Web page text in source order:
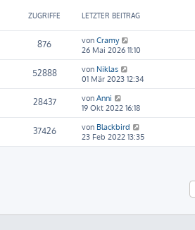
ZUGRIFFE LETZTER BEITRAG
876 von Cramy
26 Mai 2026 11:10
52888 von Niklas
01 Mär 2023 12:34
28437 von Anni
19 Okt 2022 16:18
37426 von Blackbird
23 Feb 2022 13:35